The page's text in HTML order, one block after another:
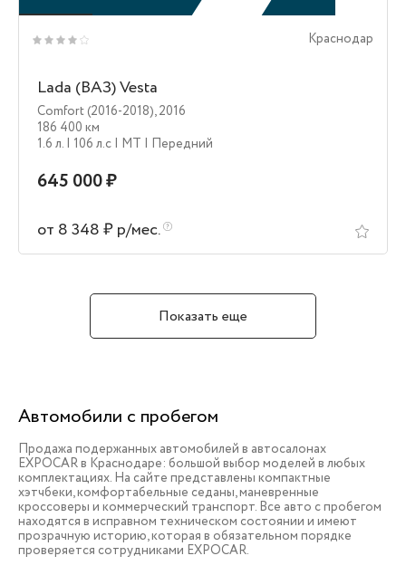
Краснодар
Lada (ВАЗ) Vesta
Comfort (2016-2018),2016
186 400 км
1.6 л. | 106 л.c | MT | Передний
645 000 ₽
от 8 348 ₽ р/мес.
Показать еще
Автомобили с пробегом
Продажа подержанных автомобилей в автосалонах
EXPOCAR в Краснодаре: большой выбор моделей в любых
комплектациях. На сайте представлены компактные
хэтчбеки, комфортабельные седаны, маневренные
кроссоверы и коммерческий транспорт. Все авто с пробегом
находятся в исправном техническом состоянии и имеют
прозрачную историю, которая в обязательном порядке
проверяется сотрудниками EXPOCAR.